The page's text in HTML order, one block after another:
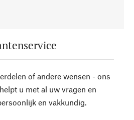
of andere wensen - ons
u met al uw vragen en
en vakkundig.